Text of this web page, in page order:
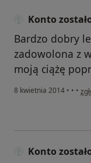
Konto
Bardzo dobry
zadowolona z
moją ciążę
8 kwietnia 2014 • • • w
Konto